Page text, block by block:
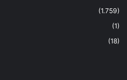
(1.759)
(1)
(18)